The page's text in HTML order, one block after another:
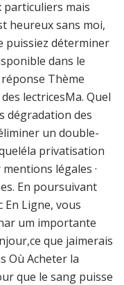
mais
heureux sans moi,
puissiez déterminer
dans le
Thème
lectricesMa. Quel
dégradation des
un double-
privatisation
légales ·
En poursuivant
Ligne, vous
um importante
que jaimerais
Où Acheter la
que le sang puisse